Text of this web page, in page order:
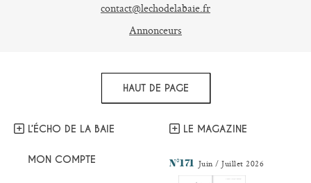
contact@lechodelabaie.fr
Annonceurs
HAUT DE PAGE
L’ÉCHO DE LA BAIE
MON COMPTE
LE MAGAZINE
N°171 Juin / Juillet 2026